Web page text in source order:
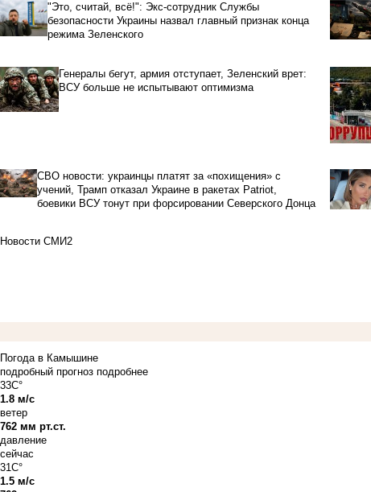
"Это, считай, всё!": Экс-сотрудник Службы
безопасности Украины назвал главный признак конца
режима Зеленского
Генералы бегут, армия отступает, Зеленский врет:
ВСУ больше не испытывают оптимизма
СВО новости: украинцы платят за «похищения» с
учений, Трамп отказал Украине в ракетах Patriot,
боевики ВСУ тонут при форсировании Северского Донца
Новости СМИ2
Погода в Камышине
подробный прогноз подробнее
33C°
1.8 м/с
ветер
762 мм рт.ст.
давление
сейчас
31C°
1.5 м/с